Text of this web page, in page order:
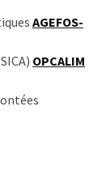
AGEFOS-
OPCALIM